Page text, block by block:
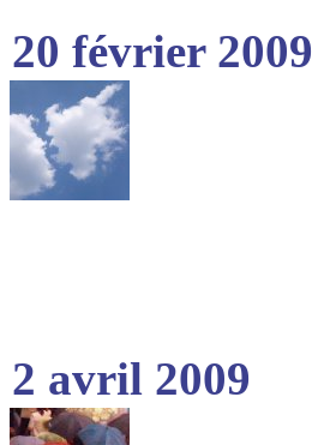
20 février 2009
2 avril 2009